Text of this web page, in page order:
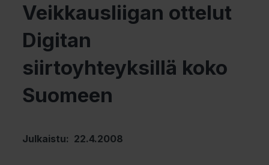
Veikkausliigan ottelut
Digitan
siirtoyhteyksillä koko
Suomeen
Julkaistu: 22.4.2008